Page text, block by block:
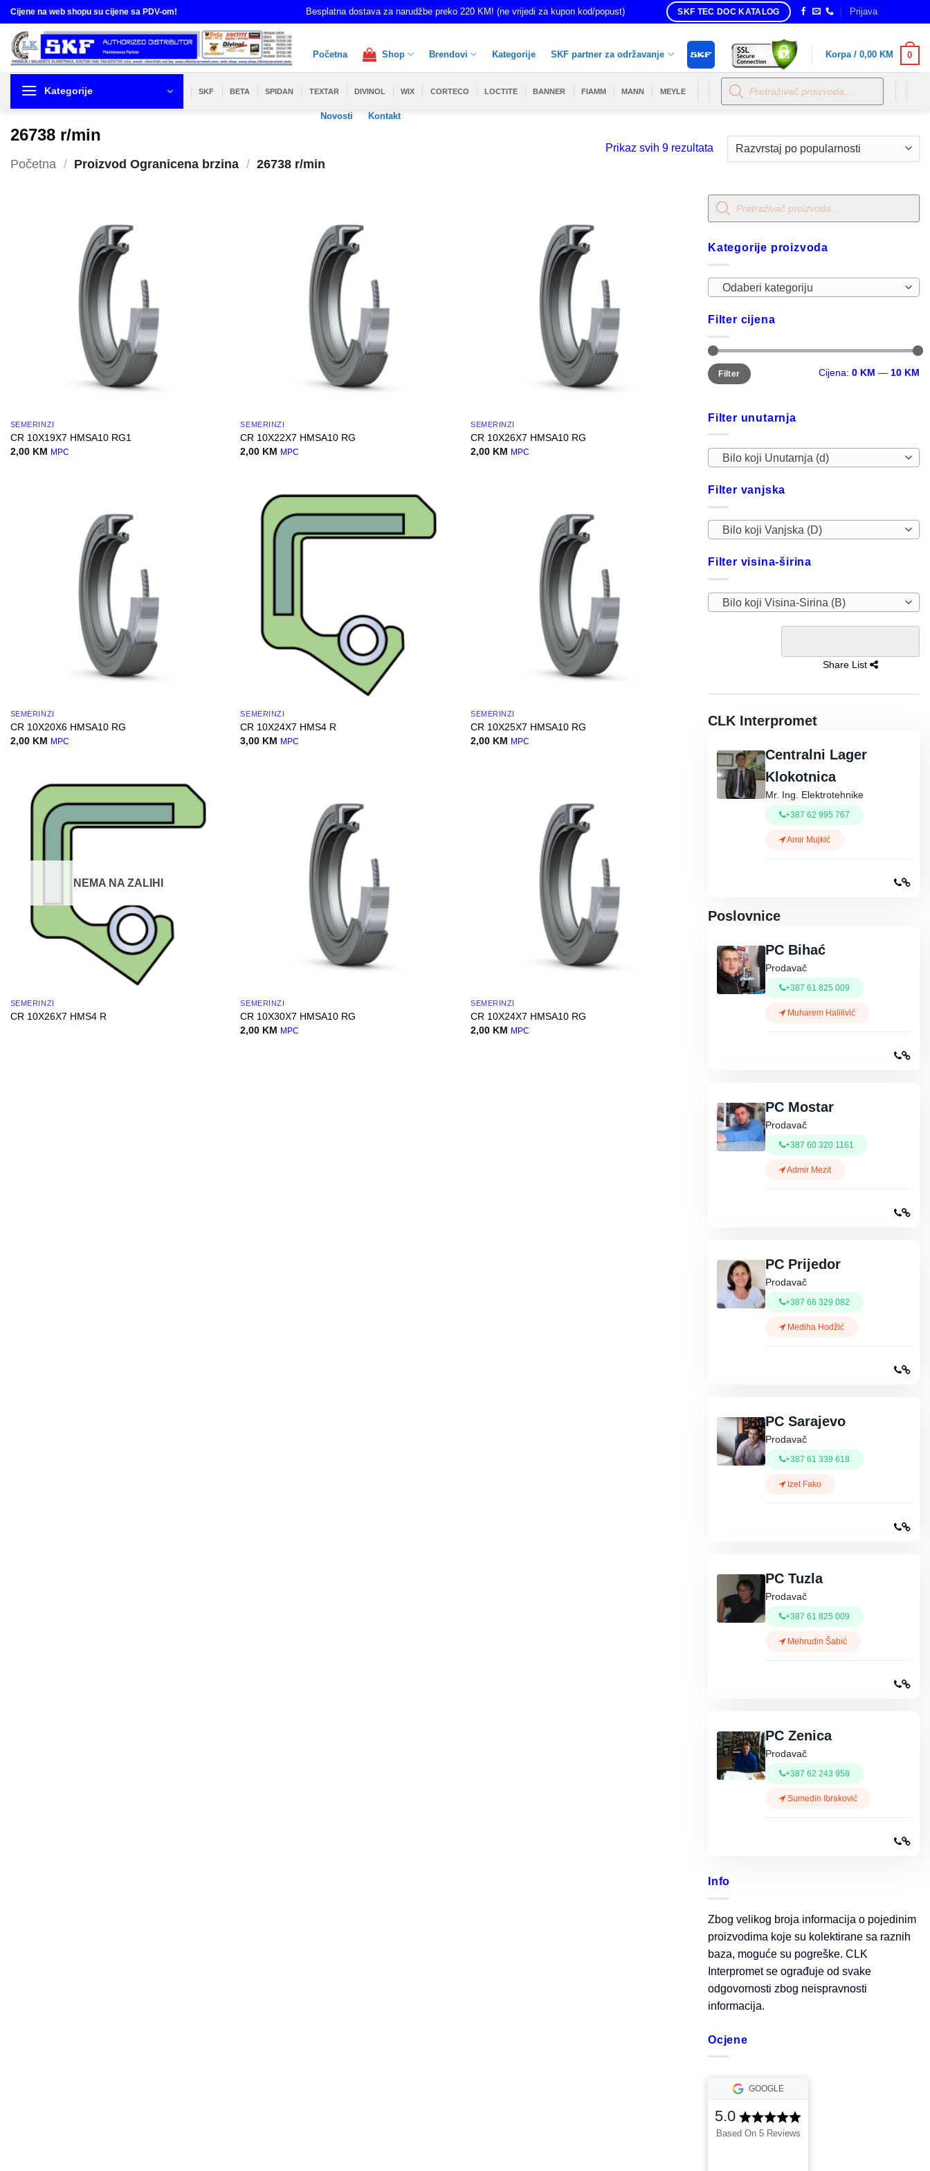
Skip
to
content
Cijene na web shopu su cijene sa PDV-om! Besplatna dostava za narudžbe preko 220 KM! (ne vrijedi za kupon kod/popust) SKF TEC DOC KATALOG Prijava
Početna Shop Brendovi Kategorije SKF partner za održavanje
Novosti Kontakt
Korpa / 0,00 KM 0
Kategorije SKF BETA SPIDAN TEXTAR DIVINOL WIX CORTECO LOCTITE BANNER FIAMM MANN MEYLE
Products
search
26738 r/min
Početna / Proizvod Ogranicena brzina / 26738 r/min
Prikaz svih 9 rezultataSorted
SEMERINZI
CR 10X19X7 HMSA10 RG1
2,00 KM MPC
SEMERINZI
CR 10X22X7 HMSA10 RG
2,00 KM MPC
SEMERINZI
CR 10X26X7 HMSA10 RG
2,00 KM MPC
SEMERINZI
CR 10X20X6 HMSA10 RG
2,00 KM MPC
SEMERINZI
CR 10X24X7 HMS4 R
3,00 KM MPC
SEMERINZI
CR 10X25X7 HMSA10 RG
2,00 KM MPC
NEMA NA ZALIHI
SEMERINZI
CR 10X26X7 HMS4 R
SEMERINZI
CR 10X30X7 HMSA10 RG
2,00 KM MPC
SEMERINZI
CR 10X24X7 HMSA10 RG
2,00 KM MPC
Products
search
Kategorije proizvoda
Odaberi kategoriju
Filter cijena
Minimalna
cijena
Maksimalna
cijena
Filter Cijena: 0 KM — 10 KM
Filter unutarnja
Bilo koji Unutarnja (d)
Filter vanjska
Bilo koji Vanjska (D)
Filter visina-širina
Bilo koji Visina-Sirina (B)
Share List
CLK Interpromet
Centralni Lager
Klokotnica
Mr. Ing. Elektrotehnike
+387 62 995 767
Amir Mujkić
Poslovnice
PC Bihać
Prodavač
+387 61 825 009
Muharem Halilivić
PC Mostar
Prodavač
+387 60 320 1161
Admir Mezit
PC Prijedor
Prodavač
+387 66 329 082
Mediha Hodžić
PC Sarajevo
Prodavač
+387 61 339 618
Izet Fako
PC Tuzla
Prodavač
+387 61 825 009
Mehrudin Šabić
PC Zenica
Prodavač
+387 62 243 958
Sumedin Ibraković
Info
Zbog velikog broja informacija o pojedinim
proizvodima koje su kolektirane sa raznih
baza, moguće su pogreške. CLK
Interpromet se ograđuje od svake
odgovornosti zbog neispravnosti
informacija.
Ocjene
GOOGLE
5.0
Based On 5 Reviews